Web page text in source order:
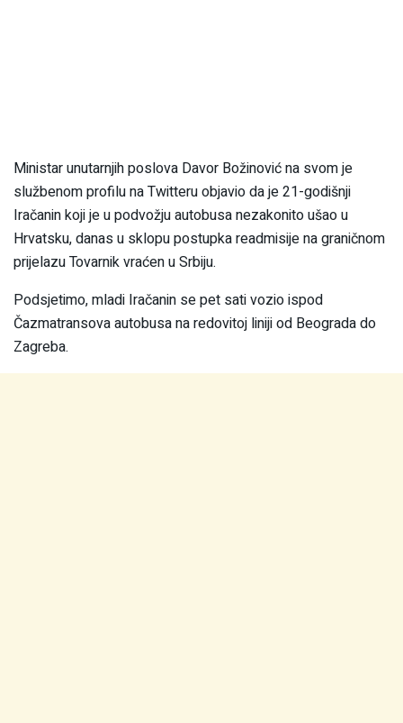
Ministar unutarnjih poslova Davor Božinović na svom je
službenom profilu na Twitteru objavio da je 21-godišnji
Iračanin koji je u podvožju autobusa nezakonito ušao u
Hrvatsku, danas u sklopu postupka readmisije na graničnom
prijelazu Tovarnik vraćen u Srbiju.
Podsjetimo, mladi Iračanin se pet sati vozio ispod
Čazmatransova autobusa na redovitoj liniji od Beograda do
Zagreba.